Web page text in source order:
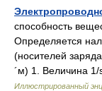
способность
Определяется
(носителей
´м) 1. Величина
Иллюстрированный